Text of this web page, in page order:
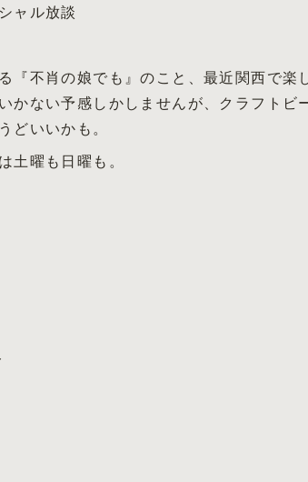
ャル放談
『不肖の娘でも』のこと、最近関西で楽
かない予感しかしませんが、クラフトビ
どいいかも。
土曜も日曜も。